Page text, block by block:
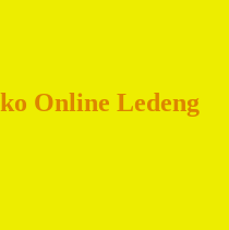
Online Ledeng